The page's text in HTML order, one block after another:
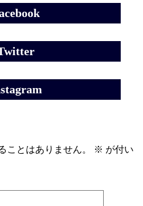
ことはありません。 ※ が付い